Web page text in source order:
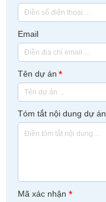
Email
Tên dự án *
Tóm tắt nội dung dự án
Mã xác nhận *